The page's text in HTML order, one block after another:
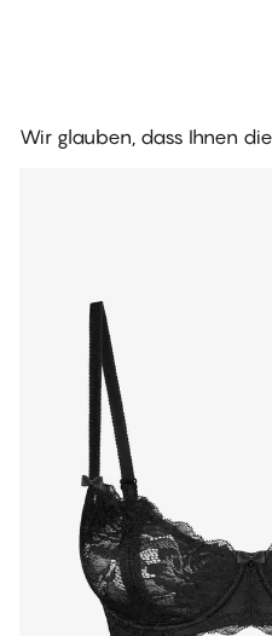
Wir glauben, dass Ihnen